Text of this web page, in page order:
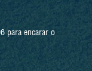
para encarar o